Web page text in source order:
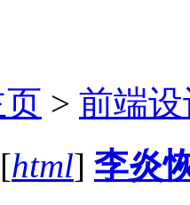
页 > 前端
[html] 李炎